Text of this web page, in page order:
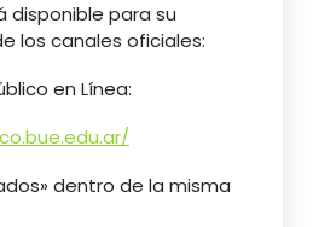
disponible para su
los canales oficiales:
en Línea:
dentro de la misma